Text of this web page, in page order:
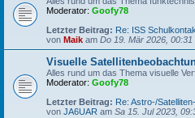
Moderator: Goofy78
Letzter Beitrag: Re: ISS
von Maik am Do 19. Mär 2026, 00:31
Visuelle
Alles rund um das Thema visuelle
Moderator: Goofy78
Letzter Beitrag: Re: Astro-/
von JA6UAR am Sa 15. Jul 2023,